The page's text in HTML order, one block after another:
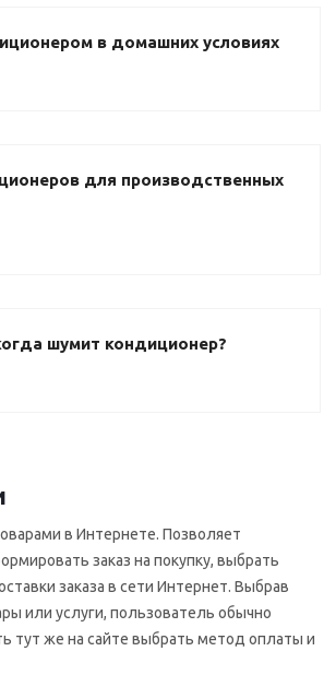
в домашних условиях
для производственных
шумит кондиционер?
в Интернете. Позволяет
заказ на покупку, выбрать
заказа в сети Интернет. Выбрав
или услуги, пользователь обычно
тут же на сайте выбрать метод оплаты и